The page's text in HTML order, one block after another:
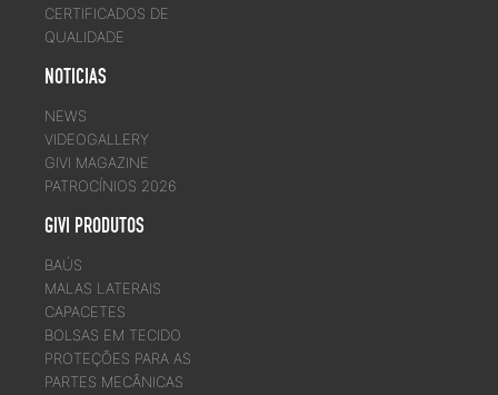
CERTIFICADOS DE
QUALIDADE
NOTICIAS
NEWS
VIDEOGALLERY
GIVI MAGAZINE
PATROCÍNIOS 2026
GIVI PRODUTOS
BAÚS
MALAS LATERAIS
CAPACETES
BOLSAS EM TECIDO
PROTEÇÕES PARA AS
PARTES MECÂNICAS